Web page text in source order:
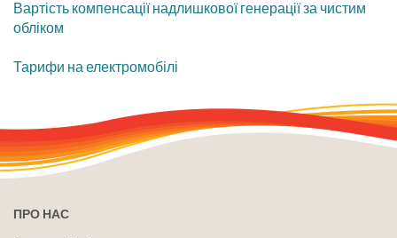
Вартість компенсації надлишкової генерації за чистим
обліком
Тарифи на електромобілі
ПРО НАС